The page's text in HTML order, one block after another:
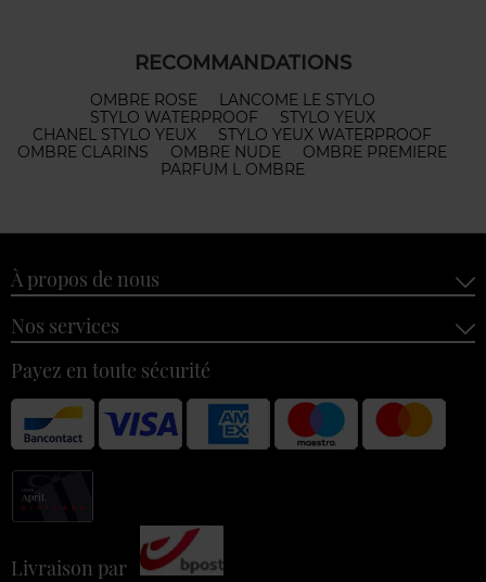
RECOMMANDATIONS
OMBRE ROSE
LANCOME LE STYLO
STYLO WATERPROOF
STYLO YEUX
CHANEL STYLO YEUX
STYLO YEUX WATERPROOF
OMBRE CLARINS
OMBRE NUDE
OMBRE PREMIERE
PARFUM L OMBRE
À propos de nous
Nos services
Payez en toute sécurité
Livraison par